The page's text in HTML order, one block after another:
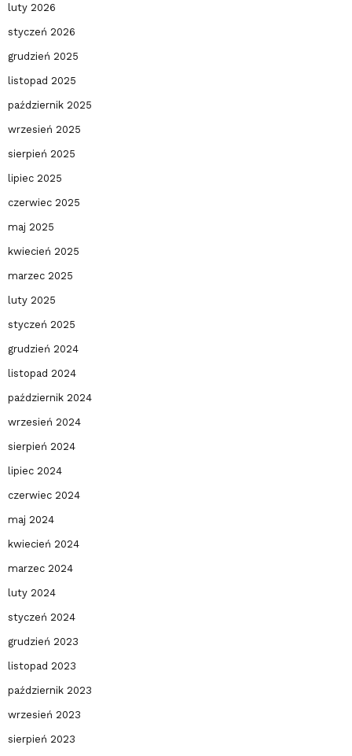
luty 2026
styczeń 2026
grudzień 2025
listopad 2025
październik 2025
wrzesień 2025
sierpień 2025
lipiec 2025
czerwiec 2025
maj 2025
kwiecień 2025
marzec 2025
luty 2025
styczeń 2025
grudzień 2024
listopad 2024
październik 2024
wrzesień 2024
sierpień 2024
lipiec 2024
czerwiec 2024
maj 2024
kwiecień 2024
marzec 2024
luty 2024
styczeń 2024
grudzień 2023
listopad 2023
październik 2023
wrzesień 2023
sierpień 2023